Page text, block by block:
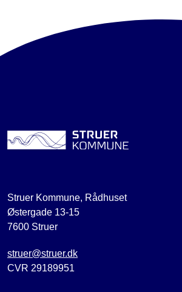
Struer Kommune, Rådhuset
Østergade 13-15
7600 Struer
struer@struer.dk
CVR 29189951